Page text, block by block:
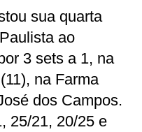
sua quarta
ao
3 sets a 1, na
na Farma
dos Campos.
25/21, 20/25 e